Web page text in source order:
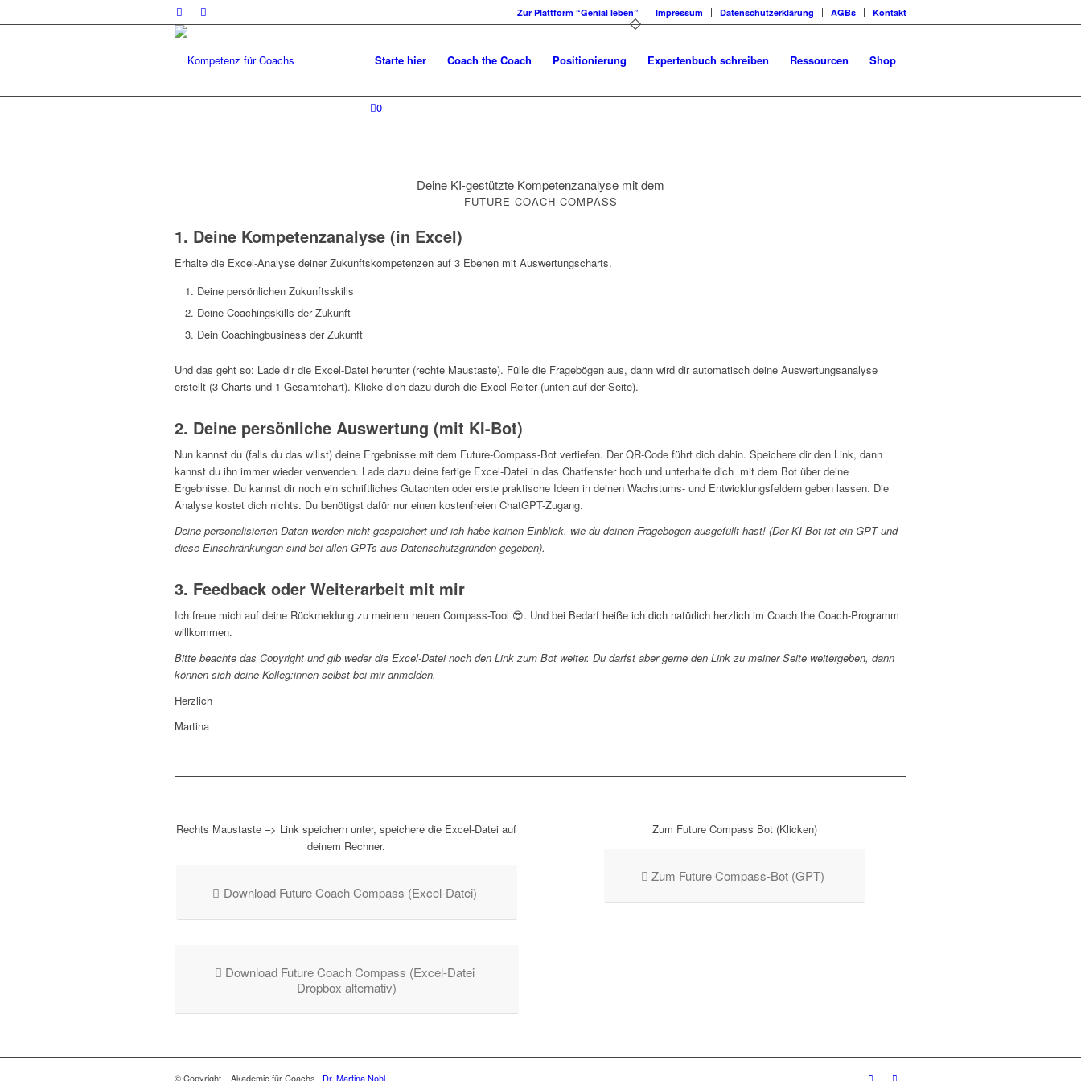
Zur Plattform “Genial leben” Impressum Datenschutzerklärung AGBs Kontakt
Starte hier Coach the Coach Positionierung Expertenbuch schreiben Ressourcen Shop
0
Deine KI-gestützte Kompetenzanalyse mit dem
FUTURE COACH COMPASS
1. Deine Kompetenzanalyse (in Excel)
Erhalte die Excel-Analyse deiner Zukunftskompetenzen auf 3 Ebenen mit Auswertungscharts.
Deine persönlichen Zukunftsskills
Deine Coachingskills der Zukunft
Dein Coachingbusiness der Zukunft
Und das geht so: Lade dir die Excel-Datei herunter (rechte Maustaste). Fülle die Fragebögen aus, dann wird dir automatisch deine Auswertungsanalyse
erstellt (3 Charts und 1 Gesamtchart). Klicke dich dazu durch die Excel-Reiter (unten auf der Seite).
2. Deine persönliche Auswertung (mit KI-Bot)
Nun kannst du (falls du das willst) deine Ergebnisse mit dem Future-Compass-Bot vertiefen. Der QR-Code führt dich dahin. Speichere dir den Link, dann
kannst du ihn immer wieder verwenden. Lade dazu deine fertige Excel-Datei in das Chatfenster hoch und unterhalte dich mit dem Bot über deine
Ergebnisse. Du kannst dir noch ein schriftliches Gutachten oder erste praktische Ideen in deinen Wachstums- und Entwicklungsfeldern geben lassen. Die
Analyse kostet dich nichts. Du benötigst dafür nur einen kostenfreien ChatGPT-Zugang.
Deine personalisierten Daten werden nicht gespeichert und ich habe keinen Einblick, wie du deinen Fragebogen ausgefüllt hast! (Der KI-Bot ist ein GPT und
diese Einschränkungen sind bei allen GPTs aus Datenschutzgründen gegeben).
3. Feedback oder Weiterarbeit mit mir
Ich freue mich auf deine Rückmeldung zu meinem neuen Compass-Tool 😎. Und bei Bedarf heiße ich dich natürlich herzlich im Coach the Coach-Programm
willkommen.
Bitte beachte das Copyright und gib weder die Excel-Datei noch den Link zum Bot weiter. Du darfst aber gerne den Link zu meiner Seite weitergeben, dann
können sich deine Kolleg:innen selbst bei mir anmelden.
Herzlich
Martina
Rechts Maustaste –> Link speichern unter, speichere die Excel-Datei auf
deinem Rechner.
Download Future Coach Compass (Excel-Datei)
Download Future Coach Compass (Excel-Datei
Dropbox alternativ)
Zum Future Compass Bot (Klicken)
Zum Future Compass-Bot (GPT)
© Copyright – Akademie für Coachs | Dr. Martina Nohl